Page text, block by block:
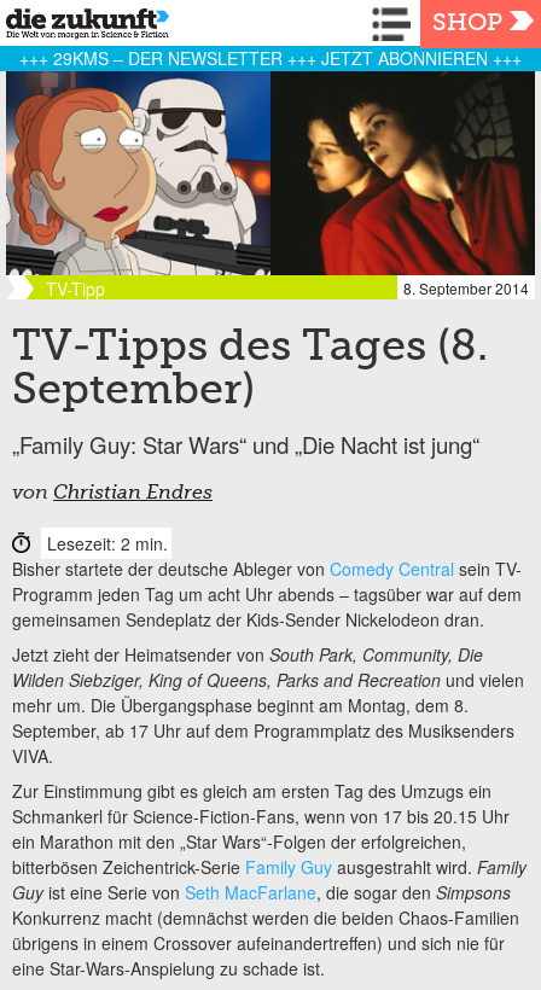
Navigation
SHOP
+++ 29KMS – DER NEWSLETTER +++ JETZT ABONNIEREN +++
TV-Tipp 8. September 2014
TV-Tipps des Tages (8.
September)
„Family Guy: Star Wars“ und „Die Nacht ist jung“
von Christian Endres
Lesezeit: 2 min.
Bisher startete der deutsche Ableger von Comedy Central sein TV-
Programm jeden Tag um acht Uhr abends – tagsüber war auf dem
gemeinsamen Sendeplatz der Kids-Sender Nickelodeon dran.
Jetzt zieht der Heimatsender von South Park, Community, Die
Wilden Siebziger, King of Queens, Parks and Recreation und vielen
mehr um. Die Übergangsphase beginnt am Montag, dem 8.
September, ab 17 Uhr auf dem Programmplatz des Musiksenders
VIVA.
Zur Einstimmung gibt es gleich am ersten Tag des Umzugs ein
Schmankerl für Science-Fiction-Fans, wenn von 17 bis 20.15 Uhr
ein Marathon mit den „Star Wars“-Folgen der erfolgreichen,
bitterbösen Zeichentrick-Serie Family Guy ausgestrahlt wird. Family
Guyist eine Serie von Seth MacFarlane, die sogar den Simpsons
Konkurrenz macht (demnächst werden die beiden Chaos-Familien
übrigens in einem Crossover aufeinandertreffen) und sich nie für
eine Star-Wars-Anspielung zu schade ist.